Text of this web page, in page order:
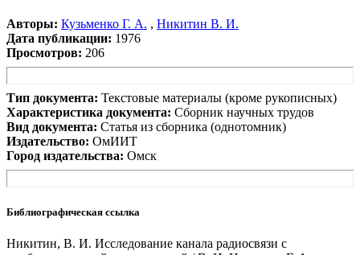
Авторы: Кузьменко Г. А. , Никитин В. И.
Дата публикации: 1976
Просмотров: 206
Тип документа: Текстовые материалы (кроме рукописных)
Характеристика документа: Сборник научных трудов
Вид документа: Статья из сборника (однотомник)
Издательство: ОмИИТ
Город издательства: Омск
Библиографическая ссылка
Никитин, В. И. Исследование канала радиосвязи с